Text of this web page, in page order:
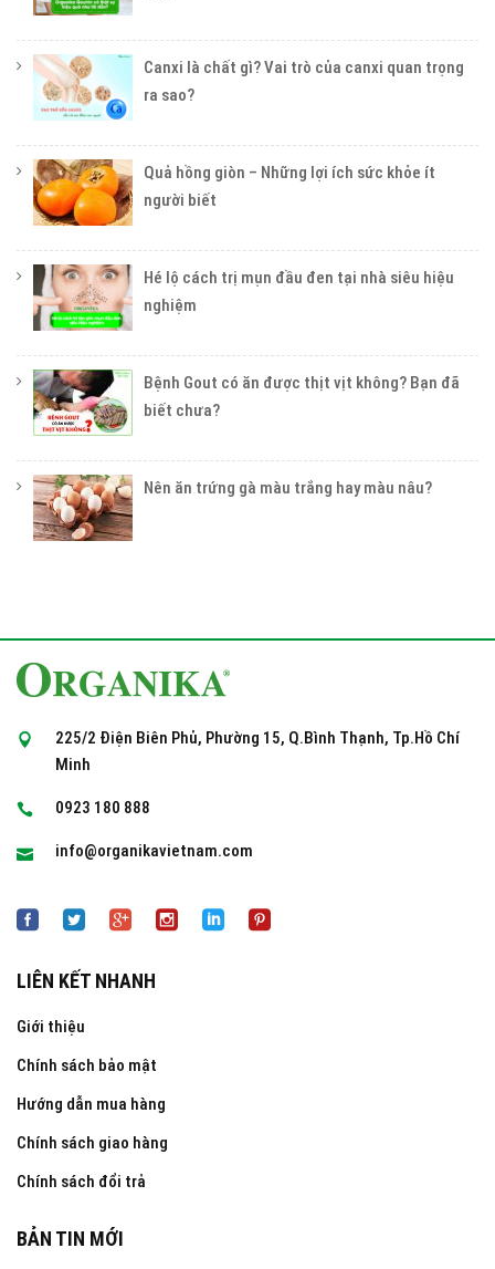
Canxi là chất gì? Vai trò của canxi quan trọng
ra sao?
Quả hồng giòn – Những lợi ích sức khỏe ít
người biết
Hé lộ cách trị mụn đầu đen tại nhà siêu hiệu
nghiệm
Bệnh Gout có ăn được thịt vịt không? Bạn đã
biết chưa?
Nên ăn trứng gà màu trắng hay màu nâu?
225/2 Điện Biên Phủ, Phường 15, Q.Bình Thạnh, Tp.Hồ Chí
Minh
0923 180 888
info@organikavietnam.com
LIÊN KẾT NHANH
Giới thiệu
Chính sách bảo mật
Hướng dẫn mua hàng
Chính sách giao hàng
Chính sách đổi trả
BẢN TIN MỚI